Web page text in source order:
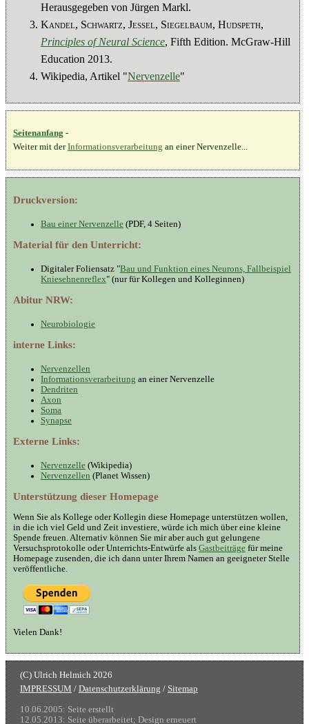
Herausgegeben von Jürgen Markl.
Kandel, Schwartz, Jessel, Siegelbaum, Hudspeth,
Principles of Neural Science, Fifth Edition. McGraw-Hill
Education 2013.
Wikipedia, Artikel "Nervenzelle"
Seitenanfang -
Weiter mit derInformationsverarbeitung an einer Nervenzelle...
Druckversion:
Bau einer Nervenzelle (PDF, 4 Seiten)
Material für den Unterricht:
Digitaler Foliensatz "Bau und Funktion eines Neurons, Fallbeispiel
Kniesehnenreflex" (nur für Kollegen und Kolleginnen)
Abitur NRW:
Neurobiologie
interne Links:
Nervenzellen
Informationsverarbeitung an einer Nervenzelle
Dendriten
Axon
Soma
Synapse
Externe Links:
Nervenzelle (Wikipedia)
Nervenzellen (Planet Wissen)
Unterstützung dieser Homepage
Wenn Sie als Kollege oder Kollegin diese Homepage unterstützen wollen,
in die ich viel Geld und Zeit investiere, würde ich mich über eine kleine
Spende freuen. Alternativ können Sie mir aber auch gut gelungene
Versuchsprotokolle oder Unterrichts-Entwürfe als Gastbeiträge für meine
Homepage zusenden, die ich dann unter Ihrem Namen an geeigneter Stelle
veröffentliche.
Vielen Dank!
IMPRESSUM / Datenschutzerklärung / Sitemap
10.06.2005: Seite erstellt
12.05.2013: Seite überarbeitet; Design erneuert